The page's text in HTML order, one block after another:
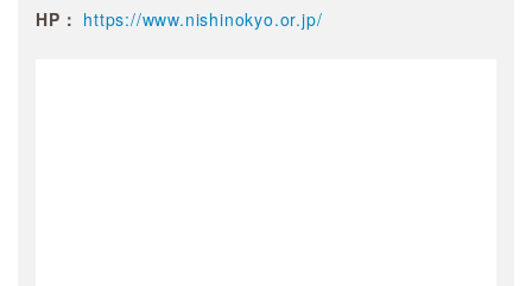
HP： https://www.nishinokyo.or.jp/